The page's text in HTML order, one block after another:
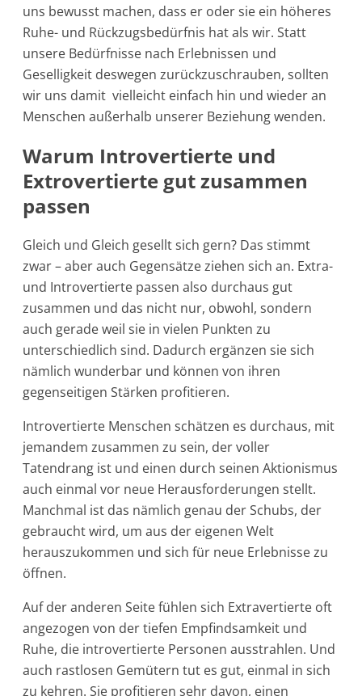
uns bewusst machen, dass er oder sie ein höheres
Ruhe- und Rückzugsbedürfnis hat als wir. Statt
unsere Bedürfnisse nach Erlebnissen und
Geselligkeit deswegen zurückzuschrauben, sollten
wir uns damit vielleicht einfach hin und wieder an
Menschen außerhalb unserer Beziehung wenden.
Warum Introvertierte und
Extrovertierte gut zusammen
passen
Gleich und Gleich gesellt sich gern? Das stimmt
zwar – aber auch Gegensätze ziehen sich an. Extra-
und Introvertierte passen also durchaus gut
zusammen und das nicht nur, obwohl, sondern
auch gerade weil sie in vielen Punkten zu
unterschiedlich sind. Dadurch ergänzen sie sich
nämlich wunderbar und können von ihren
gegenseitigen Stärken profitieren.
Introvertierte Menschen schätzen es durchaus, mit
jemandem zusammen zu sein, der voller
Tatendrang ist und einen durch seinen Aktionismus
auch einmal vor neue Herausforderungen stellt.
Manchmal ist das nämlich genau der Schubs, der
gebraucht wird, um aus der eigenen Welt
herauszukommen und sich für neue Erlebnisse zu
öffnen.
Auf der anderen Seite fühlen sich Extravertierte oft
angezogen von der tiefen Empfindsamkeit und
Ruhe, die introvertierte Personen ausstrahlen. Und
auch rastlosen Gemütern tut es gut, einmal in sich
zu kehren. Sie profitieren sehr davon, einen